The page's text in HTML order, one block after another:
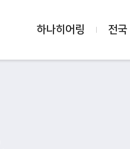
하나히어링 전국